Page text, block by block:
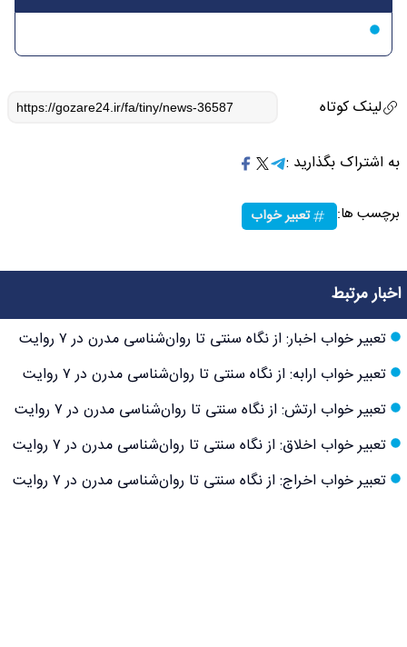
لینک کوتاه
به اشتراک بگذارید :
برچسب ها: تعبیر خواب
اخبار مرتبط
تعبیر خواب اخبار: از نگاه سنتی تا روان‌شناسی مدرن در ۷ روایت
تعبیر خواب ارابه: از نگاه سنتی تا روان‌شناسی مدرن در ۷ روایت
تعبیر خواب ارتش: از نگاه سنتی تا روان‌شناسی مدرن در ۷ روایت
تعبیر خواب اخلاق: از نگاه سنتی تا روان‌شناسی مدرن در ۷ روایت
تعبیر خواب اخراج: از نگاه سنتی تا روان‌شناسی مدرن در ۷ روایت